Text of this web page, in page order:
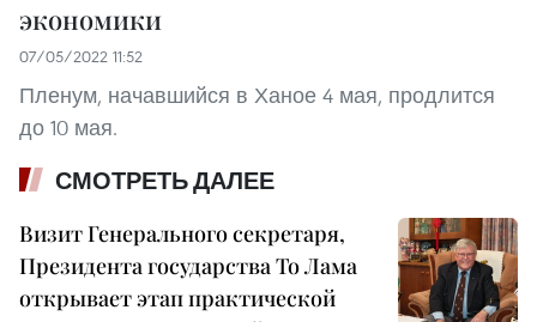
экономики
07/05/2022 11:52
Пленум, начавшийся в Ханое 4 мая, продлится
до 10 мая.
СМОТРЕТЬ ДАЛЕЕ
Визит Генерального секретаря,
Президента государства То Лама
открывает этап практической